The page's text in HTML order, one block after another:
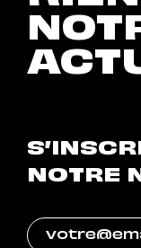
NOTRE